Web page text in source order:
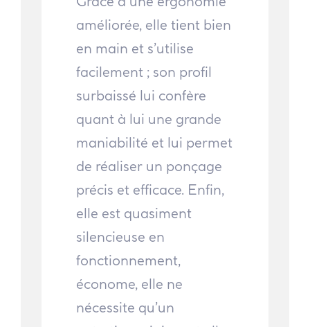
améliorée, elle tient bien
en main et s’utilise
facilement ; son profil
surbaissé lui confère
quant à lui une grande
maniabilité et lui permet
de réaliser un ponçage
précis et efficace. Enfin,
elle est quasiment
silencieuse en
fonctionnement,
économe, elle ne
nécessite qu’un